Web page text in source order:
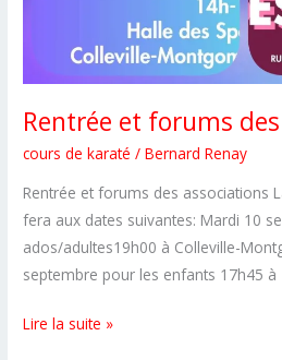
Rentrée et forums
cours de karaté /Bernard Renay
Rentrée et forums des associations
fera aux dates suivantes: Mardi 10
ados/adultes19h00 à Colleville-
septembre pour les enfants 17h45 à
Rentrée
Lire la suite »